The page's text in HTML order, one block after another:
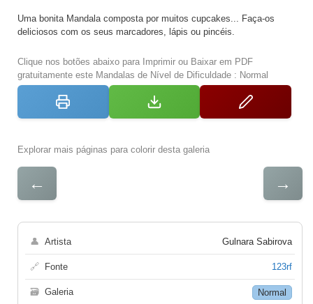
Uma bonita Mandala composta por muitos cupcakes... Faça-os
deliciosos com os seus marcadores, lápis ou pincéis.
Clique nos botões abaixo para Imprimir ou Baixar em PDF
gratuitamente este Mandalas de Nível de Dificuldade : Normal
Explorar mais páginas para colorir desta galeria
← →
👤 Artista Gulnara Sabirova
🔗 Fonte 123rf
🗃 Galeria Normal